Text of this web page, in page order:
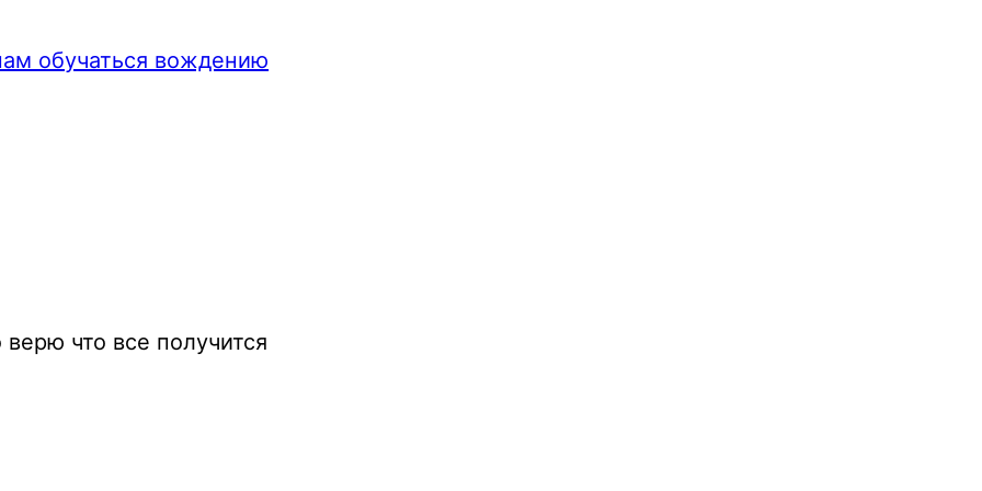
обучаться вождению
что все получится